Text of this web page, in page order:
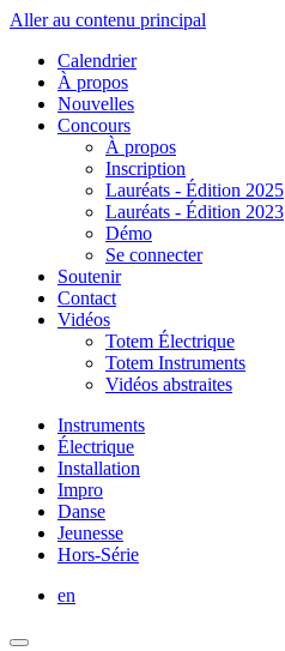
Aller au contenu principal
Calendrier
À propos
Nouvelles
Concours
À propos
Inscription
Lauréats - Édition 2025
Lauréats - Édition 2023
Démo
Se connecter
Soutenir
Contact
Vidéos
Totem Électrique
Totem Instruments
Vidéos abstraites
Instruments
Électrique
Installation
Impro
Danse
Jeunesse
Hors-Série
en